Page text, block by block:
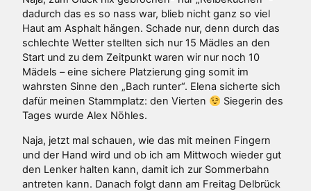
dadurch das es so nass war, blieb nicht ganz so viel
Haut am Asphalt hängen. Schade nur, denn durch das
schlechte Wetter stellten sich nur 15 Mädles an den
Start und zu dem Zeitpunkt waren wir nur noch 10
Mädels – eine sichere Platzierung ging somit im
wahrsten Sinne den „Bach runter“. Elena sicherte sich
dafür meinen Stammplatz: den Vierten
Siegerin des
Tages wurde Alex Nöhles.
Naja, jetzt mal schauen, wie das mit meinen Fingern
und der Hand wird und ob ich am Mittwoch wieder gut
den Lenker halten kann, damit ich zur Sommerbahn
antreten kann. Danach folgt dann am Freitag Delbrück